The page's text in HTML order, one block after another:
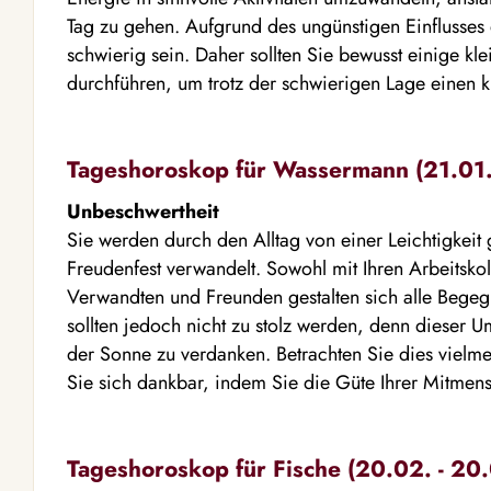
Tag zu gehen. Aufgrund des ungünstigen
schwierig sein. Daher sollten Sie bewusst einige
durchführen, um trotz der schwierigen Lage einen
Tageshoroskop für Wassermann
Unbeschwertheit
Sie werden durch den Alltag von einer
Freudenfest verwandelt. Sowohl mit Ihren
Verwandten und Freunden gestalten sich alle
sollten jedoch nicht zu stolz werden, denn dieser
der Sonne zu verdanken. Betrachten Sie dies
Sie sich dankbar, indem Sie die Güte Ihrer
Tageshoroskop für Fische (20.02. -